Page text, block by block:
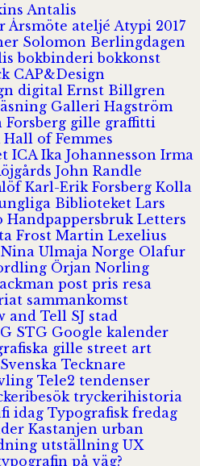
Antalis
Årsmöte ateljé Atypi 2017
Solomon Berlingdagen
bokbinderibokkonst
CAP&Design
digital Ernst Billgren
Galleri Hagström
Forsberg gille graffitti
Hall of Femmes
ICA Ika Johannesson Irma
John Randle
Karl-Erik Forsberg Kolla
Biblioteket Lars
Handpappersbruk Letters
Frost Martin Lexelius
Nina Ulmaja Norge Olafur
Örjan Norling
post pris resa
sammankomst
and Tell SJ stad
STG Google kalender
gille street art
Svenska Tecknare
Tele2 tendenser
tryckerihistoria
idag Typografisk fredag
Kastanjen urban
utställning UX
på väg?